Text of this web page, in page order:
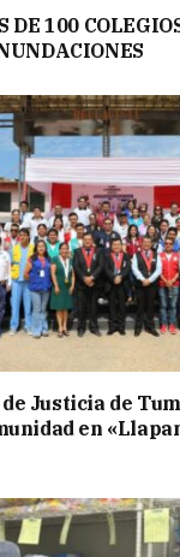
DE 100
Justicia de
en